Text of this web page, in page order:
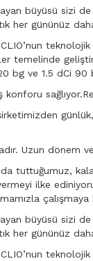
büyüsü sizi
her gününüz
CLIO’nun
temelinde
bg ve 1.5 dCi
Uzun dönem
tuttuğumuz,
ilke
çalışmaya
büyüsü sizi
her gününüz
CLIO’nun